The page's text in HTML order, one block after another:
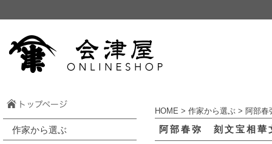
作家から選ぶ
HOME > 作家から選ぶ > 阿部春
阿部春弥 刻文宝相